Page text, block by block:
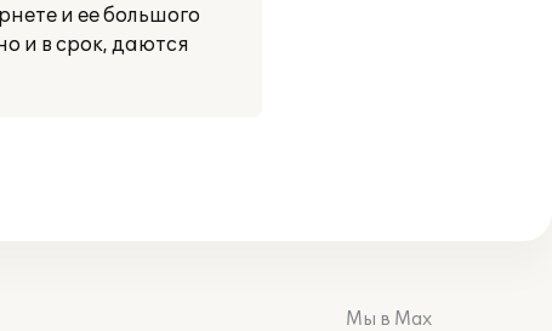
и ее большого
и в срок, даются
Мы в Max